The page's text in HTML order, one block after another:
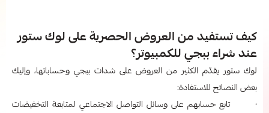
كيف تستفيد من العروض الحصرية على لوك ستور
عند شراء ببجي للكمبيوتر​؟
لوك ستور يقدّم الكثير من العروض على شدات ببجي وحساباتها، وإليك
بعض النصائح للاستفادة:
· تابع حسابهم على وسائل التواصل الاجتماعي لمتابعة التخفيضات